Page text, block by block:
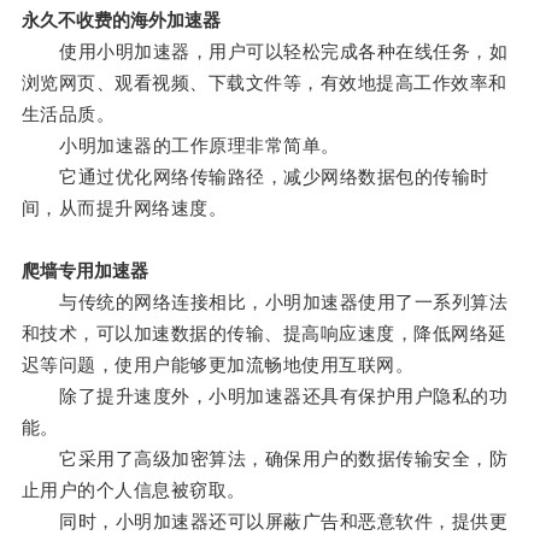
永久不收费的海外加速器
使用小明加速器，用户可以轻松完成各种在线任务，如
浏览网页、观看视频、下载文件等，有效地提高工作效率和
生活品质。
小明加速器的工作原理非常简单。
它通过优化网络传输路径，减少网络数据包的传输时
间，从而提升网络速度。
爬墙专用加速器
与传统的网络连接相比，小明加速器使用了一系列算法
和技术，可以加速数据的传输、提高响应速度，降低网络延
迟等问题，使用户能够更加流畅地使用互联网。
除了提升速度外，小明加速器还具有保护用户隐私的功
能。
它采用了高级加密算法，确保用户的数据传输安全，防
止用户的个人信息被窃取。
同时，小明加速器还可以屏蔽广告和恶意软件，提供更